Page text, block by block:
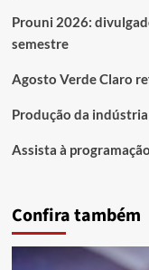
Prouni 2026:
semestre
Agosto Verde Claro
Produção da
Assista à
Confira também